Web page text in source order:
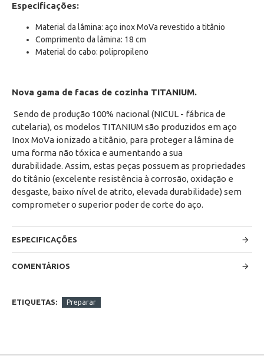
Especificações:
Material da lâmina: aço inox MoVa revestido a titânio
Comprimento da lâmina: 18 cm
Material do cabo: polipropileno
Nova gama de facas de cozinha TITANIUM.
Sendo de produção 100% nacional (NICUL - fábrica de
cutelaria), os modelos TITANIUM são produzidos em aço
Inox MoVa ionizado a titânio, para proteger a lâmina de
uma forma não tóxica e aumentando a sua
durabilidade. Assim, estas peças possuem as propriedades
do titânio (excelente resistência à corrosão, oxidação e
desgaste, baixo nível de atrito, elevada durabilidade) sem
comprometer o superior poder de corte do aço.
ESPECIFICAÇÕES
COMENTÁRIOS
ETIQUETAS: Preparar